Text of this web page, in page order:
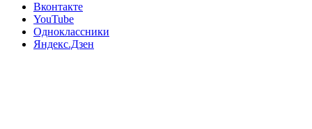
Вконтакте
YouTube
Одноклассники
Яндекс.Дзен